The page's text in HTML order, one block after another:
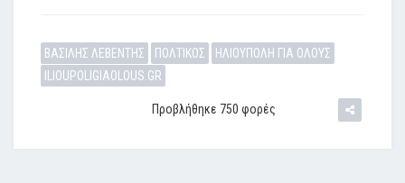
ΒΑΣΙΛΗΣ ΛΕΒΕΝΤΗΣ ΠΟΛΤΙΚΟΣ
ΗΛΙΟΥΠΟΛΗ ΓΙΑ ΟΛΟΥΣ
ILIOUPOLIGIAOLOUS.GR
Προβλήθηκε 750 φορές